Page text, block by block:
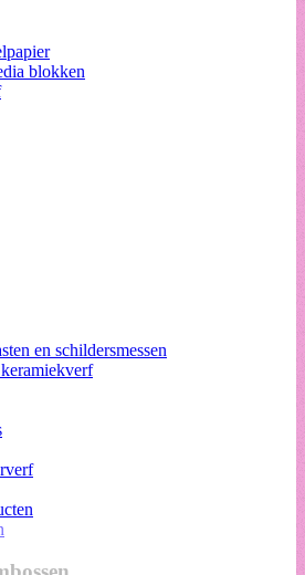
blokken
en schildersmessen